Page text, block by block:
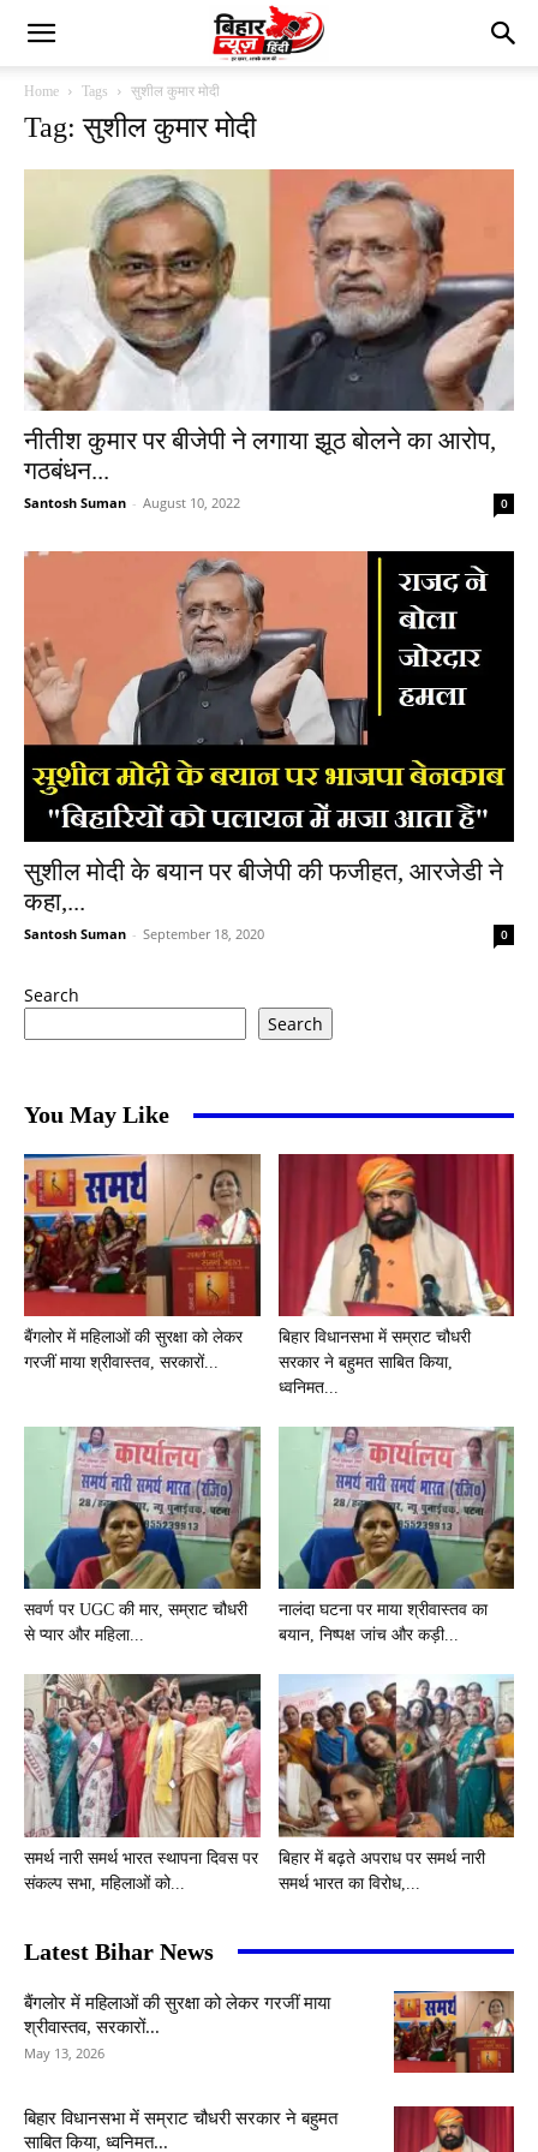
Home Tags सुशील कुमार मोदी
Tag: सुशील कुमार मोदी
नीतीश कुमार पर बीजेपी ने लगाया झूठ बोलने का आरोप,
गठबंधन...
Santosh Suman - August 10, 2022 0
सुशील मोदी के बयान पर बीजेपी की फजीहत, आरजेडी ने
कहा,...
Santosh Suman - September 18, 2020 0
Search
Search
You May Like
बैंगलोर में महिलाओं की सुरक्षा को लेकर
गरजीं माया श्रीवास्तव, सरकारों...
बिहार विधानसभा में सम्राट चौधरी
सरकार ने बहुमत साबित किया,
ध्वनिमत...
सवर्ण पर UGC की मार, सम्राट चौधरी
से प्यार और महिला...
नालंदा घटना पर माया श्रीवास्तव का
बयान, निष्पक्ष जांच और कड़ी...
समर्थ नारी समर्थ भारत स्थापना दिवस पर
संकल्प सभा, महिलाओं को...
बिहार में बढ़ते अपराध पर समर्थ नारी
समर्थ भारत का विरोध,...
Latest Bihar News
बैंगलोर में महिलाओं की सुरक्षा को लेकर गरजीं माया
श्रीवास्तव, सरकारों...
May 13, 2026
बिहार विधानसभा में सम्राट चौधरी सरकार ने बहुमत
साबित किया, ध्वनिमत...